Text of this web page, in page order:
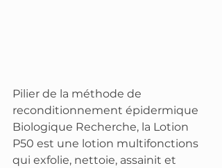
Pilier de la méthode de
reconditionnement épidermique
Biologique Recherche, la Lotion
P50 est une lotion multifonctions
qui exfolie, nettoie, assainit et